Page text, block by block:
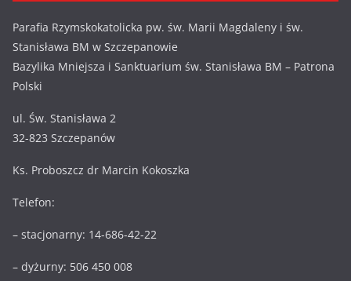
Parafia Rzymskokatolicka pw. św. Marii Magdaleny i św.
Stanisława BM w Szczepanowie
Bazylika Mniejsza i Sanktuarium św. Stanisława BM – Patrona
Polski
ul. Św. Stanisława 2
32-823 Szczepanów
Ks. Proboszcz dr Marcin Kokoszka
Telefon:
– stacjonarny: 14-686-42-22
– dyżurny: 506 450 008